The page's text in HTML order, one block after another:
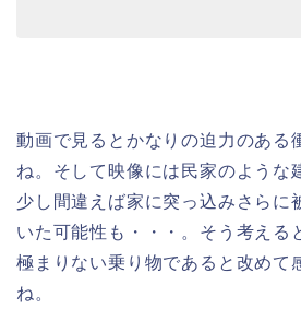
動画で見るとかなりの迫力のある
ね。そして映像には民家のような
少し間違えば家に突っ込みさらに
いた可能性も・・・。そう考える
極まりない乗り物であると改めて
ね。